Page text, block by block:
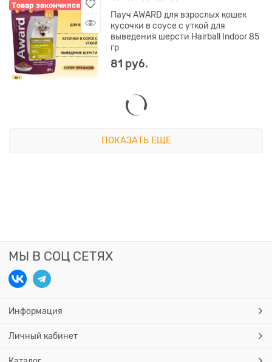
Товар закончился
Пауч AWARD для взрослых кошек
кусочки в соусе с уткой для
выведения шерсти Hairball Indoor 85
гр
81 руб.
ПОКАЗАТЬ ЕЩЕ
МЫ В СОЦ СЕТЯХ
Информация
Личный кабинет